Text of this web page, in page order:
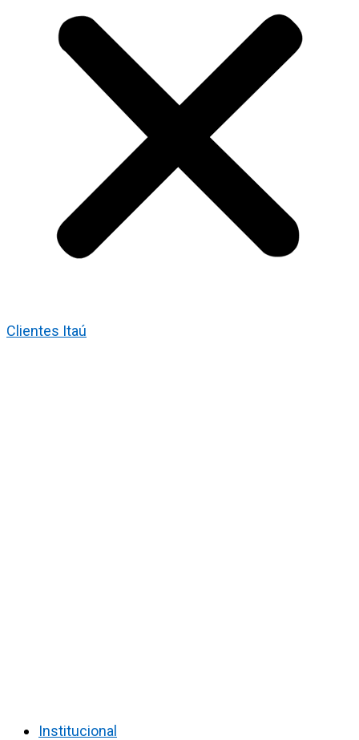
Clientes Itaú
Institucional